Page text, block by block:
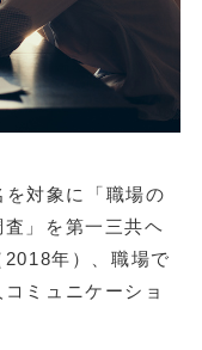
対象に「職場の
」を第一三共ヘ
年）、職場で
ミュニケーショ